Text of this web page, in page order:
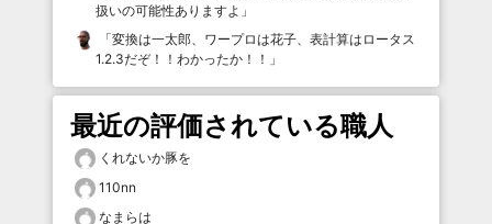
扱いの可能性ありますよ 」
「変換は一太郎、ワープロは花子、表計算はロータス
1.2.3だぞ！！わかったか！！ 」
最近の評価されている職人
くれないか豚を
110nn
なまらは